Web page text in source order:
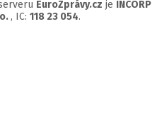
EuroZprávy.cz je INCORP
, IC: 118 23 054.